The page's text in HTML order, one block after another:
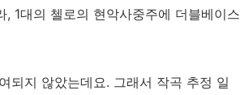
1대의 첼로의 현악사중주에 더블베이스
되지 않았는데요. 그래서 작곡 추정 일